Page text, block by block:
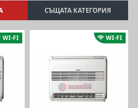
СЪЩАТА КАТЕГОРИЯ
WI-FI WI-FI